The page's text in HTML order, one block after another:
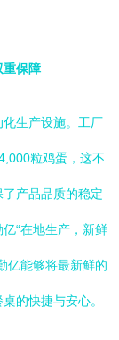
重保障
生产设施。工厂
粒鸡蛋，这不
产品品质的稳定
“在地生产，新鲜
亿能够将最新鲜的
的快捷与安心。